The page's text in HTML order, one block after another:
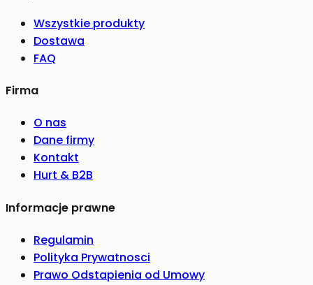
Wszystkie produkty
Dostawa
FAQ
Firma
O nas
Dane firmy
Kontakt
Hurt & B2B
Informacje prawne
Regulamin
Polityka Prywatnosci
Prawo Odstapienia od Umowy